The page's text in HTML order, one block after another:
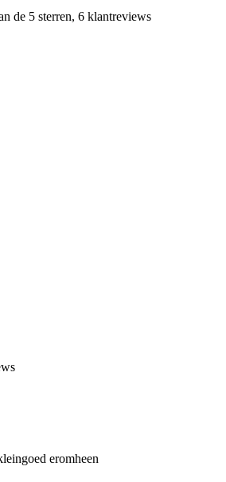
de 5 sterren, 6 klantreviews
eromheen